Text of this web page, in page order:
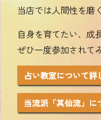
当店では人間性を磨
自身を育てたい、成
ぜひ一度参加されて
占い教室について
当流派「其仙流」